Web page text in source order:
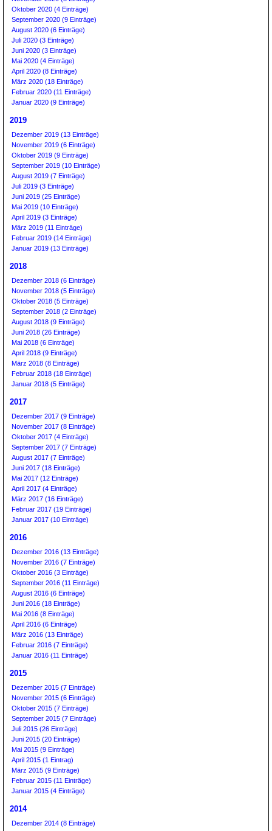
Oktober 2020 (4 Einträge)
September 2020 (9 Einträge)
August 2020 (6 Einträge)
Juli 2020 (3 Einträge)
Juni 2020 (3 Einträge)
Mai 2020 (4 Einträge)
April 2020 (8 Einträge)
März 2020 (18 Einträge)
Februar 2020 (11 Einträge)
Januar 2020 (9 Einträge)
2019
Dezember 2019 (13 Einträge)
November 2019 (6 Einträge)
Oktober 2019 (9 Einträge)
September 2019 (10 Einträge)
August 2019 (7 Einträge)
Juli 2019 (3 Einträge)
Juni 2019 (25 Einträge)
Mai 2019 (10 Einträge)
April 2019 (3 Einträge)
März 2019 (11 Einträge)
Februar 2019 (14 Einträge)
Januar 2019 (13 Einträge)
2018
Dezember 2018 (6 Einträge)
November 2018 (5 Einträge)
Oktober 2018 (5 Einträge)
September 2018 (2 Einträge)
August 2018 (9 Einträge)
Juni 2018 (26 Einträge)
Mai 2018 (6 Einträge)
April 2018 (9 Einträge)
März 2018 (8 Einträge)
Februar 2018 (18 Einträge)
Januar 2018 (5 Einträge)
2017
Dezember 2017 (9 Einträge)
November 2017 (8 Einträge)
Oktober 2017 (4 Einträge)
September 2017 (7 Einträge)
August 2017 (7 Einträge)
Juni 2017 (18 Einträge)
Mai 2017 (12 Einträge)
April 2017 (4 Einträge)
März 2017 (16 Einträge)
Februar 2017 (19 Einträge)
Januar 2017 (10 Einträge)
2016
Dezember 2016 (13 Einträge)
November 2016 (7 Einträge)
Oktober 2016 (3 Einträge)
September 2016 (11 Einträge)
August 2016 (6 Einträge)
Juni 2016 (18 Einträge)
Mai 2016 (8 Einträge)
April 2016 (6 Einträge)
März 2016 (13 Einträge)
Februar 2016 (7 Einträge)
Januar 2016 (11 Einträge)
2015
Dezember 2015 (7 Einträge)
November 2015 (6 Einträge)
Oktober 2015 (7 Einträge)
September 2015 (7 Einträge)
Juli 2015 (26 Einträge)
Juni 2015 (20 Einträge)
Mai 2015 (9 Einträge)
April 2015 (1 Eintrag)
März 2015 (9 Einträge)
Februar 2015 (11 Einträge)
Januar 2015 (4 Einträge)
2014
Dezember 2014 (8 Einträge)